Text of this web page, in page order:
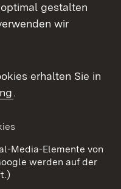
gestalten
wir
erhalten Sie in
.
Media-Elemente von
werden auf der